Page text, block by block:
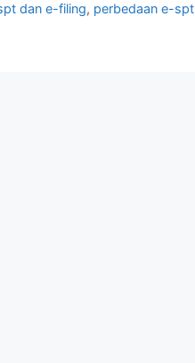
dan e-filing, perbedaan e-